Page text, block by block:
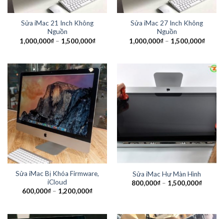
Sửa iMac 21 Inch Không
Nguồn
1,000,000₫– 1,500,000₫
Sửa iMac 27 Inch Không
Nguồn
1,000,000₫– 1,500,000₫
Sửa iMac Bị Khóa Firmware,
iCloud
600,000₫ – 1,200,000₫
Sửa iMac Hư Màn Hình
800,000₫ – 1,500,000₫